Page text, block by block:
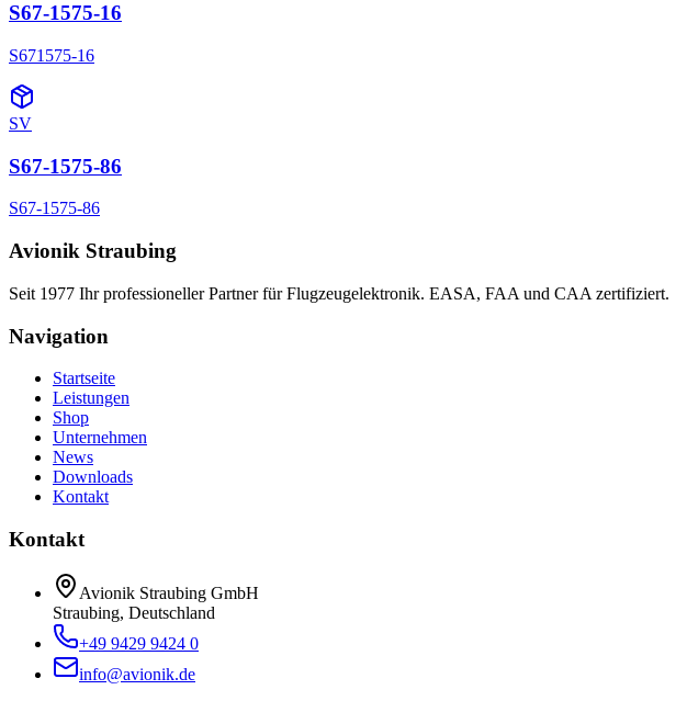
S67-1575-16
S671575-16
SV
S67-1575-86
S67-1575-86
Avionik Straubing
Seit 1977 Ihr professioneller Partner für Flugzeugelektronik. EASA, FAA und CAA zertifiziert.
Navigation
Startseite
Leistungen
Shop
Unternehmen
News
Downloads
Kontakt
Kontakt
Avionik Straubing GmbH
Straubing, Deutschland
+49 9429 9424 0
info@avionik.de